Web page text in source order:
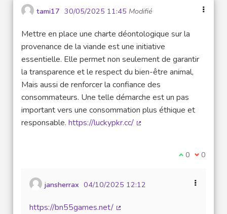
tami17 30/05/2025 11:45 Modifié
Mettre en place une charte déontologique sur la
provenance de la viande est une initiative
essentielle. Elle permet non seulement de garantir
la transparence et le respect du bien-être animal,
Mais aussi de renforcer la confiance des
consommateurs. Une telle démarche est un pas
important vers une consommation plus éthique et
responsable. https://luckypkr.cc/
Je suis
0 Je ne
0
jansherrax 04/10/2025 12:12
https://bn55games.net/